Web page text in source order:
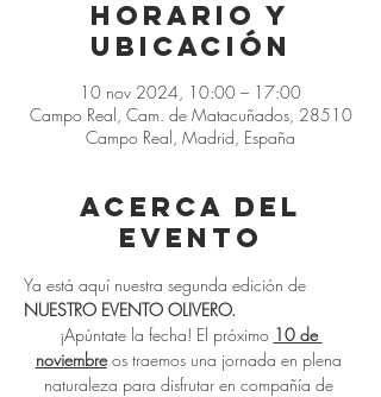
Horario y
ubicación
10 nov 2024, 10:00 – 17:00
Campo Real, Cam. de Matacuñados, 28510
Campo Real, Madrid, España
Acerca del
evento
Ya está aquí nuestra segunda edición de
NUESTRO EVENTO OLIVERO.
¡Apúntate la fecha! El próximo 10 de
noviembre os traemos una jornada en plena
naturaleza para disfrutar en compañía de